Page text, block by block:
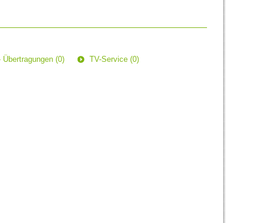
Übertragungen (0) TV-Service (0)